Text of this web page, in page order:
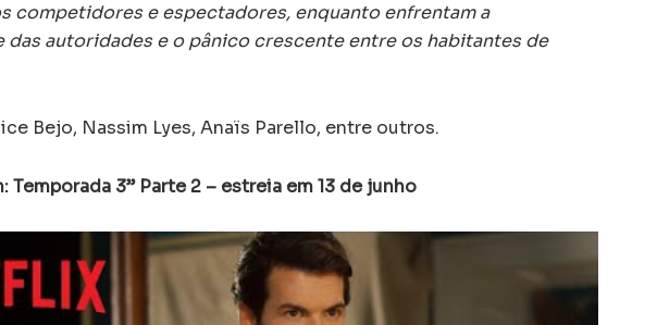
competidores e espectadores, enquanto enfrentam a
das autoridades e o pânico crescente entre os habitantes de
Bejo, Nassim Lyes, Anaïs Parello, entre outros.
Temporada 3” Parte 2 – estreia em 13 de junho